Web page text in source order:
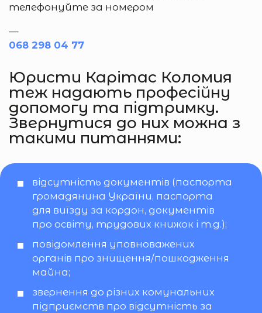
телефонуйте за номером
—
068 298 04 77
Юристи Карітас Коломия
теж надають професійну
допомогу та підтримку.
Звернутися до них можна з
такими питаннями:
відсутність документів (паспорта
громадянина України, паспорта
для виїзду за кордон, документів
про освіту, трудових книжок і т.д.);
повідомлення уповноважених
органів про знищення/пошкодження
майна;
звернення до різних комунальних
підприємств про відсутність за